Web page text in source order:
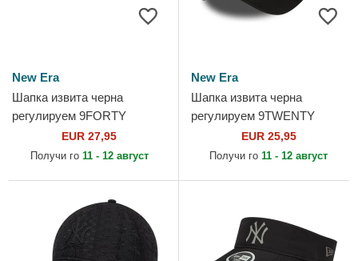
New Era
Шапка извита черна
регулируем 9FORTY
Metallic на New York
Yankees MLB от New Era
EUR 27,95
Получи го 11 - 12 август
New Era
Шапка извита черна
регулируем 9TWENTY
League Essential на New
York Yankees MLB от New
EUR 25,95
Получи го 11 - 12 август